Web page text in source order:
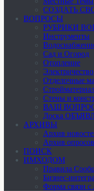
СОЗДАТЬ
ВОПРОСЫ
РУБРИКИ
Инструменты
Сад и Огород
Отопление
Электричество
Отделочные
Стены и
ВАШ
Доска
АРХИВЫ
Архив
Архив опросов
ПОИСК
ИМХОДОМ
Правила
Бизнес-
Форма связи